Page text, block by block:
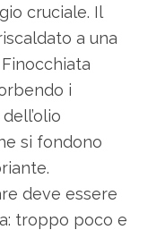
cruciale. Il
a una
i
si fondono
deve essere
troppo poco e